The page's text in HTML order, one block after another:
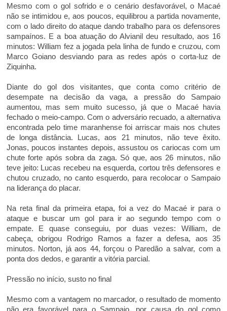
Mesmo com o gol sofrido e o cenário desfavorável, o Macaé
não se intimidou e, aos poucos, equilibrou a partida novamente,
com o lado direito do ataque dando trabalho para os defensores
sampaínos. E a boa atuação do Alvianil deu resultado, aos 16
minutos: William fez a jogada pela linha de fundo e cruzou, com
Marco Goiano desviando para as redes após o corta-luz de
Ziquinha.
Diante do gol dos visitantes, que conta como critério de
desempate na decisão da vaga, a pressão do Sampaio
aumentou, mas sem muito sucesso, já que o Macaé havia
fechado o meio-campo. Com o adversário recuado, a alternativa
encontrada pelo time maranhense foi arriscar mais nos chutes
de longa distância. Lucas, aos 21 minutos, não teve êxito.
Jonas, poucos instantes depois, assustou os cariocas com um
chute forte após sobra da zaga. Só que, aos 26 minutos, não
teve jeito: Lucas recebeu na esquerda, cortou três defensores e
chutou cruzado, no canto esquerdo, para recolocar o Sampaio
na liderança do placar.
Na reta final da primeira etapa, foi a vez do Macaé ir para o
ataque e buscar um gol para ir ao segundo tempo com o
empate. E quase conseguiu, por duas vezes: William, de
cabeça, obrigou Rodrigo Ramos a fazer a defesa, aos 35
minutos. Norton, já aos 44, forçou o Paredão a salvar, com a
ponta dos dedos, e garantir a vitória parcial.
Pressão no início, susto no final
Mesmo com a vantagem no marcador, o resultado de momento
não era favorável para o Sampaio, por causa do gol como